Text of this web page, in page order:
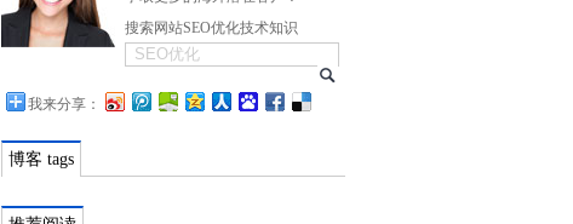
搜索网站SEO优化技术知识
我来分享：
博客 tags